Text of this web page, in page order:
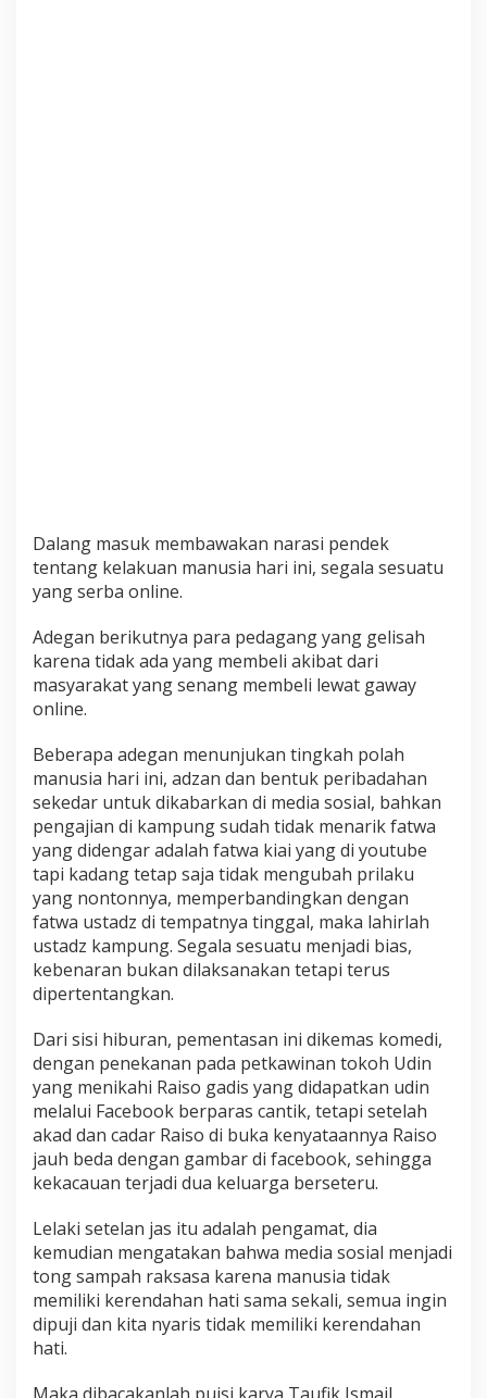
Dalang masuk membawakan narasi pendek
tentang kelakuan manusia hari ini, segala sesuatu
yang serba online.
Adegan berikutnya para pedagang yang gelisah
karena tidak ada yang membeli akibat dari
masyarakat yang senang membeli lewat gaway
online.
Beberapa adegan menunjukan tingkah polah
manusia hari ini, adzan dan bentuk peribadahan
sekedar untuk dikabarkan di media sosial, bahkan
pengajian di kampung sudah tidak menarik fatwa
yang didengar adalah fatwa kiai yang di youtube
tapi kadang tetap saja tidak mengubah prilaku
yang nontonnya, memperbandingkan dengan
fatwa ustadz di tempatnya tinggal, maka lahirlah
ustadz kampung. Segala sesuatu menjadi bias,
kebenaran bukan dilaksanakan tetapi terus
dipertentangkan.
Dari sisi hiburan, pementasan ini dikemas komedi,
dengan penekanan pada petkawinan tokoh Udin
yang menikahi Raiso gadis yang didapatkan udin
melalui Facebook berparas cantik, tetapi setelah
akad dan cadar Raiso di buka kenyataannya Raiso
jauh beda dengan gambar di facebook, sehingga
kekacauan terjadi dua keluarga berseteru.
Lelaki setelan jas itu adalah pengamat, dia
kemudian mengatakan bahwa media sosial menjadi
tong sampah raksasa karena manusia tidak
memiliki kerendahan hati sama sekali, semua ingin
dipuji dan kita nyaris tidak memiliki kerendahan
hati.